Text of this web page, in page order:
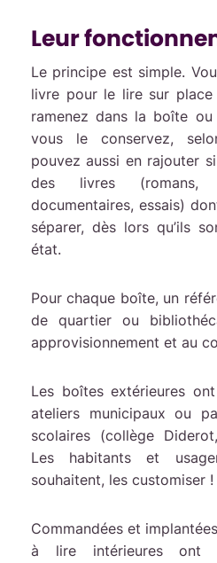
Leur
Le principe est simple.
livre pour le lire sur place
ramenez dans la boîte
vous le conservez,
pouvez aussi en rajouter
des livres (romans,
documentaires, essais)
séparer, dès lors qu’ils
état.
Pour chaque boîte, un
de quartier ou
approvisionnement et au
Les boîtes extérieures
ateliers municipaux ou
scolaires (collège
Les habitants et
souhaitent, les customiser !
Commandées et
à lire intérieures ont